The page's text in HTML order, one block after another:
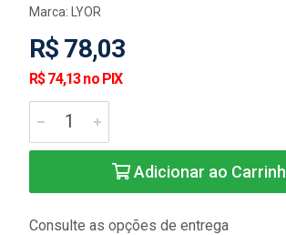
Marca: LYOR
R$ 78,03
R$ 74,13 no PIX
Adicionar ao
Consulte as opções de entrega